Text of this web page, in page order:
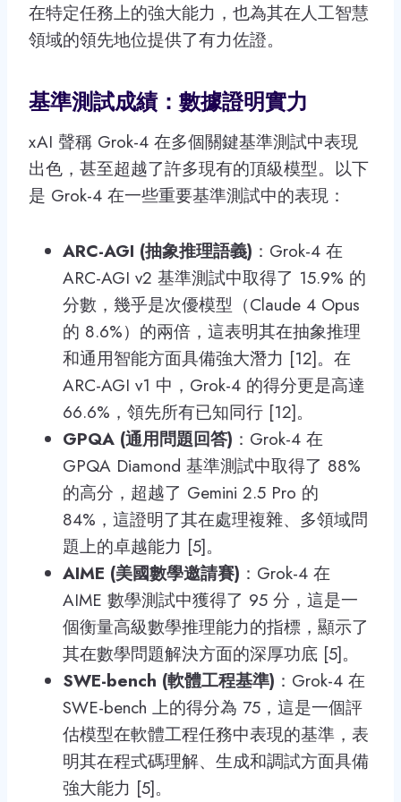
在特定任務上的強大能力，也為其在人工智慧
領域的領先地位提供了有力佐證。
基準測試成績：數據證明實力
xAI 聲稱 Grok-4 在多個關鍵基準測試中表現
出色，甚至超越了許多現有的頂級模型。以下
是 Grok-4 在一些重要基準測試中的表現：
ARC-AGI (抽象推理語義) ：Grok-4 在
ARC-AGI v2 基準測試中取得了 15.9% 的
分數，幾乎是次優模型（Claude 4 Opus
的 8.6%）的兩倍，這表明其在抽象推理
和通用智能方面具備強大潛力 [12]。在
ARC-AGI v1 中，Grok-4 的得分更是高達
66.6%，領先所有已知同行 [12]。
GPQA (通用問題回答) ：Grok-4 在
GPQA Diamond 基準測試中取得了 88%
的高分，超越了 Gemini 2.5 Pro 的
84%，這證明了其在處理複雜、多領域問
題上的卓越能力 [5]。
AIME (美國數學邀請賽) ：Grok-4 在
AIME 數學測試中獲得了 95 分，這是一
個衡量高級數學推理能力的指標，顯示了
其在數學問題解決方面的深厚功底 [5]。
SWE-bench (軟體工程基準) ：Grok-4 在
SWE-bench 上的得分為 75，這是一個評
估模型在軟體工程任務中表現的基準，表
明其在程式碼理解、生成和調試方面具備
強大能力 [5]。